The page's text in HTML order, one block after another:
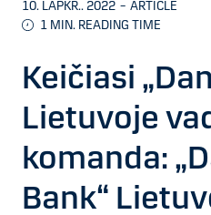
10. LAPKR.. 2022 – ARTICLE
1 MIN. READING TIME
Keičiasi
Lietuvoje
komanda:
Bank“